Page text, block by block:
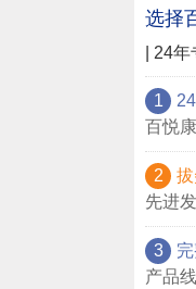
选择
| 24
1
百悦
2
先进
3
产品